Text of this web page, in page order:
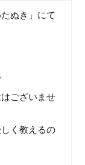
ぬき」にて
ございませ
く教えるの